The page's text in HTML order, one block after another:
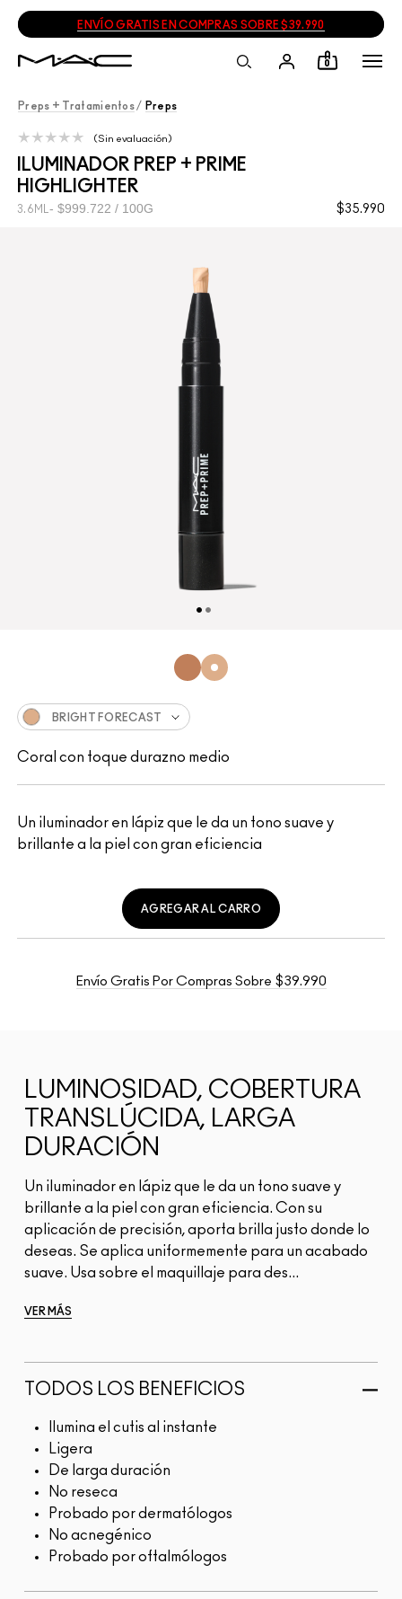
ENVÍO GRATIS EN COMPRAS SOBRE $39.990
0
Preps + Tratamientos / Preps
ILUMINADOR PREP + PRIME
HIGHLIGHTER
$35.990
3.6ML $999.722 / 100G
Sin evaluación
Un iluminador en lápiz que le da un tono suave y
brillante a la piel con gran eficiencia
BRIGHT FORECAST
Coral con toque durazno medio
AGREGAR AL CARRO
Envío Gratis Por Compras Sobre $39.990
LUMINOSIDAD, COBERTURA
TRANSLÚCIDA, LARGA
DURACIÓN
Un iluminador en lápiz que le da un tono suave y
brillante a la piel con gran eficiencia. Con su
aplicación de precisión, aporta brilla justo donde lo
deseas. Se aplica uniformemente para un acabado
suave. Usa sobre el maquillaje para des...
VER MÁS
TODOS LOS BENEFICIOS
Ilumina el cutis al instante
Ligera
De larga duración
No reseca
Probado por dermatólogos
No acnegénico
Probado por oftalmólogos